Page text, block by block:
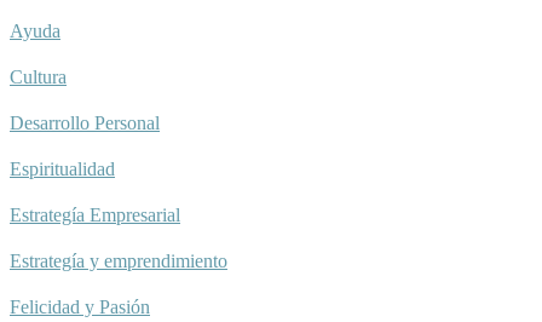
Ayuda
Cultura
Desarrollo Personal
Espiritualidad
Estrategía Empresarial
Estrategía y emprendimiento
Felicidad y Pasión